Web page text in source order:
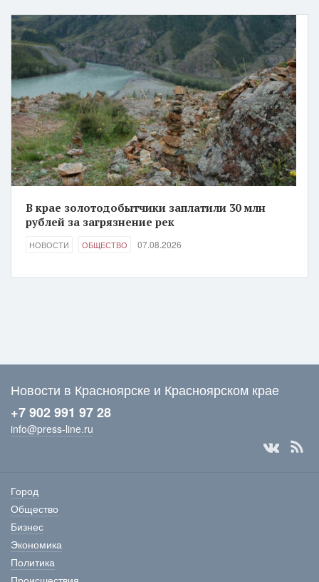
В крае золотодобытчики заплатили 30 млн
рублей за загрязнение рек
НОВОСТИ ОБЩЕСТВО 07.08.2026
Новости в Красноярске и Красноярском крае
+7 902 991 97 28
info@press-line.ru
Город
Общество
Бизнес
Экономика
Политика